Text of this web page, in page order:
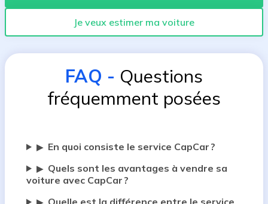
Je veux estimer ma voiture
FAQ - Questions
fréquemment posées
▶ En quoi consiste le service CapCar ?
▶ Quels sont les avantages à vendre sa
voiture avec CapCar ?
Quelle est la différence entre le service